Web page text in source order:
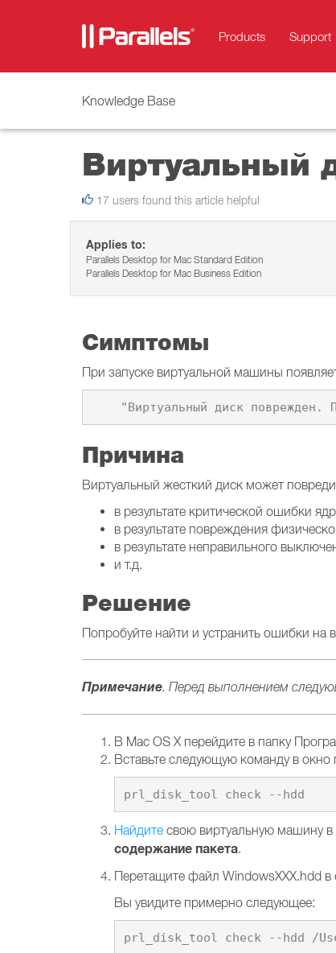
Products Support
Knowledge Base
Виртуальный
17 users found this article helpful
Applies to:
Parallels Desktop for Mac Standard Edition
Parallels Desktop for Mac Business Edition
Симптомы
При запуске виртуальной машины
Причина
Виртуальный жесткий диск может
в результате критической ошибки
в результате повреждения
в результате неправильного
и т.д.
Решение
Попробуйте найти и устранить ошибки
Примечание. Перед выполнением
В Mac OS X перейдите в папку
Вставьте следующую команду в
Найдите свою виртуальную машину
содержание пакета.
Перетащите файл WindowsXXX.hdd
Вы увидите примерно следующее: